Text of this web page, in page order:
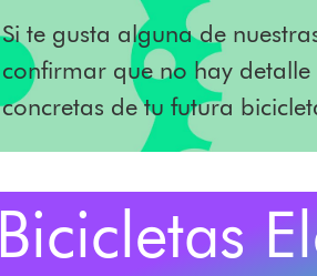
Si te gusta alguna de
confirmar que no hay
concretas de tu futura
Bicicletas